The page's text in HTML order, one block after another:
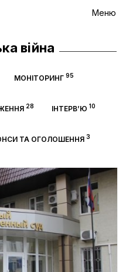
Меню
війна
МОНІТОРИНГ 95
28 ІНТЕРВ’Ю 10
ТА ОГОЛОШЕННЯ3